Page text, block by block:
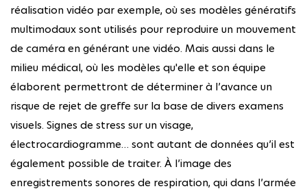
réalisation vidéo par exemple, où ses modèles génératifs
multimodaux sont utilisés pour reproduire un mouvement
de caméra en générant une vidéo. Mais aussi dans le
milieu médical, où les modèles qu'elle et son équipe
élaborent permettront de déterminer à l’avance un
risque de rejet de greffe sur la base de divers examens
visuels. Signes de stress sur un visage,
électrocardiogramme… sont autant de données qu’il est
également possible de traiter. À l’image des
enregistrements sonores de respiration, qui dans l’armée